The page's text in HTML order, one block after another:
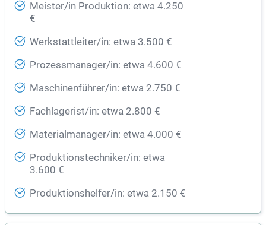
Meister/in Produktion: etwa 4.250
€
Werkstattleiter/in: etwa 3.500 €
Prozessmanager/in: etwa 4.600 €
Maschinenführer/in: etwa 2.750 €
Fachlagerist/in: etwa 2.800 €
Materialmanager/in: etwa 4.000 €
Produktionstechniker/in: etwa
3.600 €
Produktionshelfer/in: etwa 2.150 €